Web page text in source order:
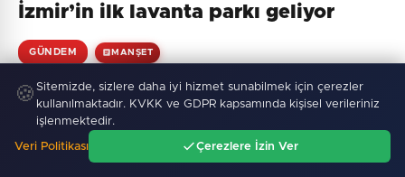
İzmir’in ilk lavanta parkı geliyor
GÜNDEM MANŞET
🍪 Sitemizde, sizlere daha iyi hizmet sunabilmek için çerezler
kullanılmaktadır. KVKK ve GDPR kapsamında kişisel verileriniz
işlenmektedir.
Veri Politikası Çerezlere İzin Ver
Gündem Ara Menü